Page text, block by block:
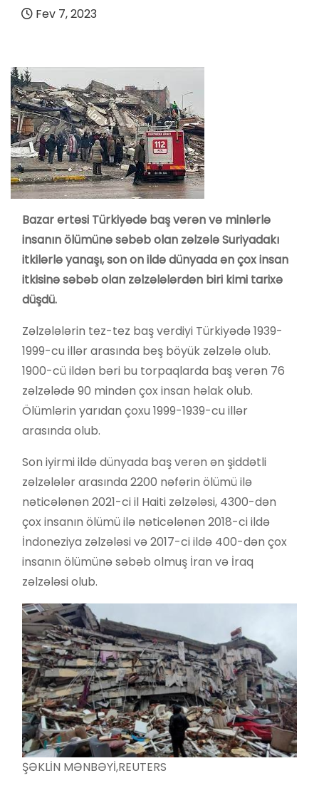
Fev 7, 2023
Bazar ertəsi Türkiyədə baş verən və minlərlə
insanın ölümünə səbəb olan zəlzələ Suriyadakı
itkilərlə yanaşı, son on ildə dünyada ən çox insan
itkisinə səbəb olan zəlzələlərdən biri kimi tarixə
düşdü.
Zəlzələlərin tez-tez baş verdiyi Türkiyədə 1939-
1999-cu illər arasında beş böyük zəlzələ olub.
1900-cü ildən bəri bu torpaqlarda baş verən 76
zəlzələdə 90 mindən çox insan həlak olub.
Ölümlərin yarıdan çoxu 1999-1939-cu illər
arasında olub.
Son iyirmi ildə dünyada baş verən ən şiddətli
zəlzələlər arasında 2200 nəfərin ölümü ilə
nəticələnən 2021-ci il Haiti zəlzələsi, 4300-dən
çox insanın ölümü ilə nəticələnən 2018-ci ildə
İndoneziya zəlzələsi və 2017-ci ildə 400-dən çox
insanın ölümünə səbəb olmuş İran və İraq
zəlzələsi olub.
ŞƏKLİN MƏNBƏYİ,REUTERS